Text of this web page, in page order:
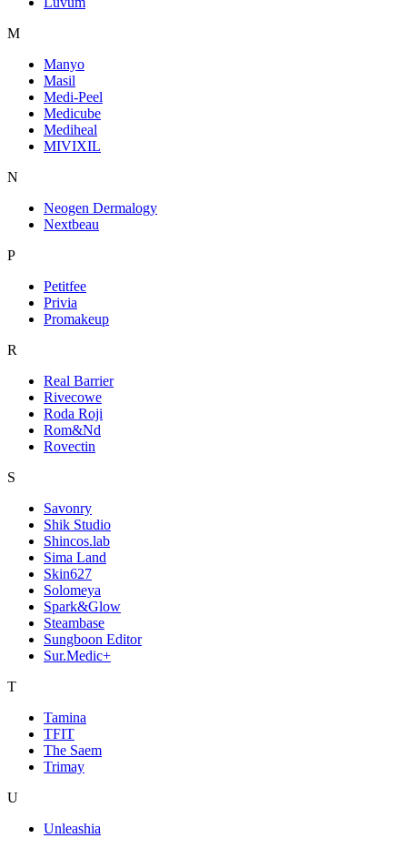
M
Manyo
Masil
Medi-Peel
Medicube
Mediheal
MIVIXIL
N
Neogen Dermalogy
Nextbeau
P
Petitfee
Privia
Promakeup
R
Real Barrier
Rivecowe
Roda Roji
Rom&Nd
Rovectin
S
Savonry
Shik Studio
Shincos.lab
Sima Land
Skin627
Solomeya
Spark&Glow
Steambase
Sungboon Editor
Sur.Medic+
T
Tamina
TFIT
The Saem
Trimay
U
Unleashia